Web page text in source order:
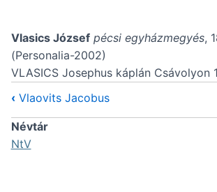
Vlasics József pécsi egyházmegyés,
(Personalia-2002)
VLASICS Josephus káplán Csávolyon
‹Vlaovits Jacobus
Névtár
NtV